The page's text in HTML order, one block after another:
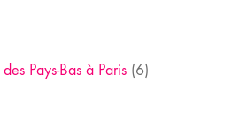
Pays-Bas à Paris (6)